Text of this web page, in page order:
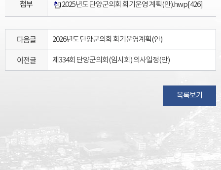
첨부 2025년도 단양군의회 회기운영 계획(안).hwp[426]
다음글 2026년도 단양군의회 회기운영계획(안)
이전글 제334회 단양군의회(임시회) 의사일정(안)
목록보기